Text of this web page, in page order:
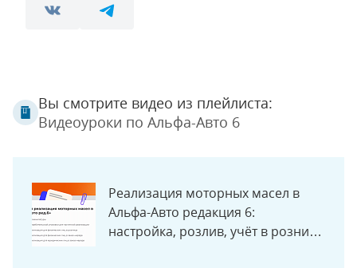
Вы смотрите видео из плейлиста:
Видеоуроки по Альфа-Авто 6
Реализация моторных масел в
Альфа-Авто редакция 6:
настройка, розлив, учёт в рознице